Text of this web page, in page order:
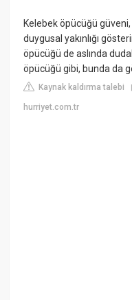
Kelebek öpücüğü
duygusal yakınlığı
öpücüğü de aslında
öpücüğü gibi, bunda da
Kaynak kaldırma talebi
hurriyet.com.tr